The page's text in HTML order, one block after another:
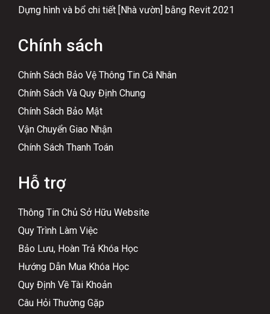
Dựng hình và bổ chi tiết [Nhà vườn] bằng Revit 2021
Chính sách
Chính Sách Bảo Vệ Thông Tin Cá Nhân
Chính Sách Và Quy Định Chung
Chính Sách Bảo Mật
Vận Chuyển Giao Nhận
Chính Sách Thanh Toán
Hỗ trợ
Thông Tin Chủ Sở Hữu Website
Quy Trình Làm Việc
Bảo Lưu, Hoàn Trả Khóa Học
Hướng Dẫn Mua Khóa Học
Quy Định Về Tài Khoản
Câu Hỏi Thường Gặp